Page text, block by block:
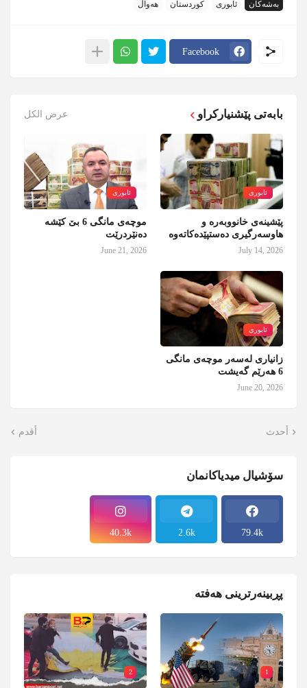
بەشەکان ئابوری کوردستان هەواڵ
Facebook
بابەتی پێشنیارکراو عرض الكل
ئابوری
پێشینەی خانووبەرە و
هاوسەرگیری دەستپێدەکاتەوە
July 14, 2026
ئابوری
موچەی مانگی 6 بێ کێشە
دەنێردرێت
June 21, 2026
ئابوری
زانیاری لەسەر موچەی مانگی
6 هەرێم گەیشت
June 20, 2026
أحدث أقدم
سۆشیال میدیاکانمان
79.4k
2.6k
40.3k
پڕبینەرترینی هەفتە
1
2